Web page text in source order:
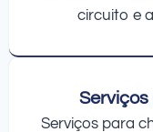
circuito e
Serviços para